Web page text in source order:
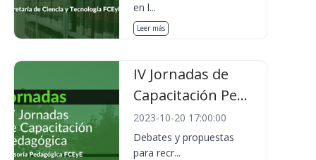
en l...
Leer más
IV Jornadas de
Capacitación Pe...
2023-10-20 17:00:00
Debates y propuestas
para recr...